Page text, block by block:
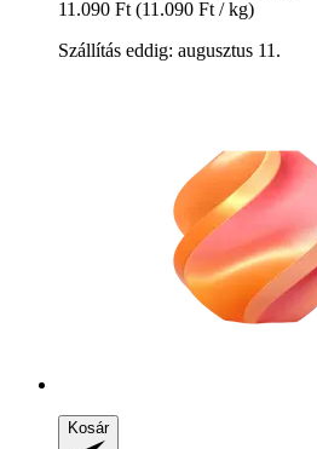
11.090 Ft (11.090 Ft / kg)
Szállítás eddig: augusztus 11.
Kosár